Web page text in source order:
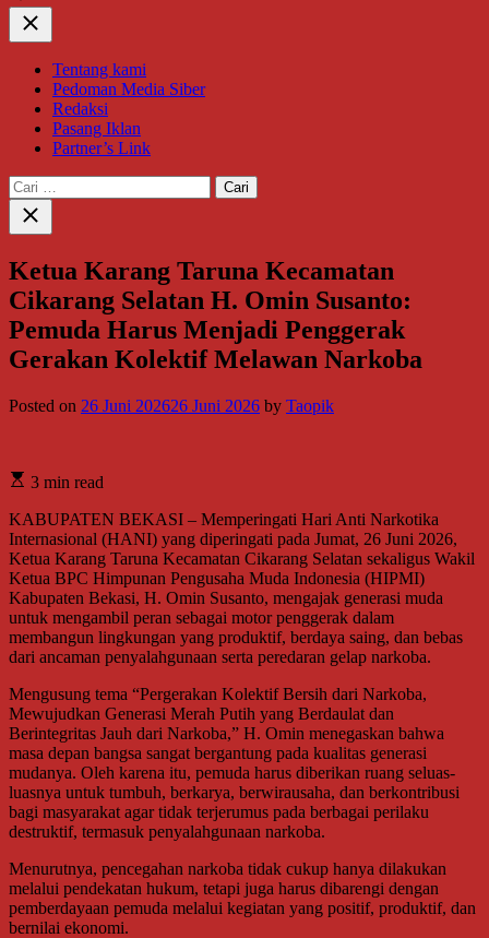
Close
Tentang kami
Pedoman Media Siber
Redaksi
Pasang Iklan
Partner’s Link
Cari
untuk:
Close
search
Ketua Karang Taruna Kecamatan
Cikarang Selatan H. Omin Susanto:
Pemuda Harus Menjadi Penggerak
Gerakan Kolektif Melawan Narkoba
Posted on 26 Juni 202626 Juni 2026 by Taopik
3 min read
KABUPATEN BEKASI – Memperingati Hari Anti Narkotika
Internasional (HANI) yang diperingati pada Jumat, 26 Juni 2026,
Ketua Karang Taruna Kecamatan Cikarang Selatan sekaligus Wakil
Ketua BPC Himpunan Pengusaha Muda Indonesia (HIPMI)
Kabupaten Bekasi, H. Omin Susanto, mengajak generasi muda
untuk mengambil peran sebagai motor penggerak dalam
membangun lingkungan yang produktif, berdaya saing, dan bebas
dari ancaman penyalahgunaan serta peredaran gelap narkoba.
Mengusung tema “Pergerakan Kolektif Bersih dari Narkoba,
Mewujudkan Generasi Merah Putih yang Berdaulat dan
Berintegritas Jauh dari Narkoba,” H. Omin menegaskan bahwa
masa depan bangsa sangat bergantung pada kualitas generasi
mudanya. Oleh karena itu, pemuda harus diberikan ruang seluas-
luasnya untuk tumbuh, berkarya, berwirausaha, dan berkontribusi
bagi masyarakat agar tidak terjerumus pada berbagai perilaku
destruktif, termasuk penyalahgunaan narkoba.
Menurutnya, pencegahan narkoba tidak cukup hanya dilakukan
melalui pendekatan hukum, tetapi juga harus dibarengi dengan
pemberdayaan pemuda melalui kegiatan yang positif, produktif, dan
bernilai ekonomi.